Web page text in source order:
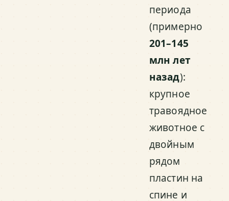
периода
(примерно
201–145
млн лет
назад):
крупное
травоядное
животное с
двойным
рядом
пластин на
спине и